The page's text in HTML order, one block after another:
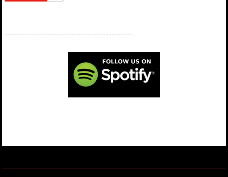
------------------------------------------